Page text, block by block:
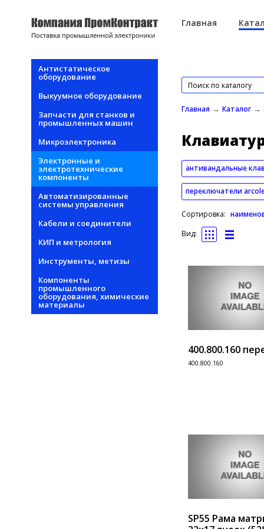
Главная
Антистатическое
оборудование
Выкуумное оборудование
Запчасти для станков и
промышленных машин
Микроэлектроника
Электронные и
электротехнические
компоненты
Автоматизированные
системы управления
Кабели и соединители
КИП и метрология
Инструменты, метизы
Компоненты
промышленного
оборудования, химические
материалы
Главная → Каталог →
антивандальные
переключатели
Сортировка:
Вид:
400.800.160
400.800.160
SP55 Рама